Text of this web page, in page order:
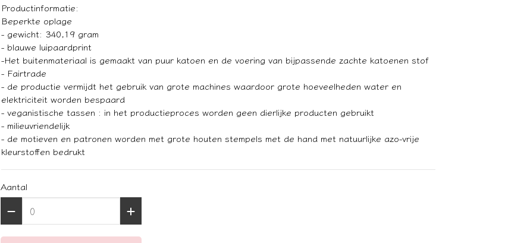
Productinformatie:
Beperkte oplage
- gewicht: 340,19 gram
- blauwe luipaardprint
-Het buitenmateriaal is gemaakt van puur katoen en de voering van bijpassende zachte katoenen stof
- Fairtrade
- de productie vermijdt het gebruik van grote machines waardoor grote hoeveelheden water en
elektriciteit worden bespaard
- veganistische tassen : in het productieproces worden geen dierlijke producten gebruikt
- milieuvriendelijk
- de motieven en patronen worden met grote houten stempels met de hand met natuurlijke azo-vrije
kleurstoffen bedrukt
Aantal